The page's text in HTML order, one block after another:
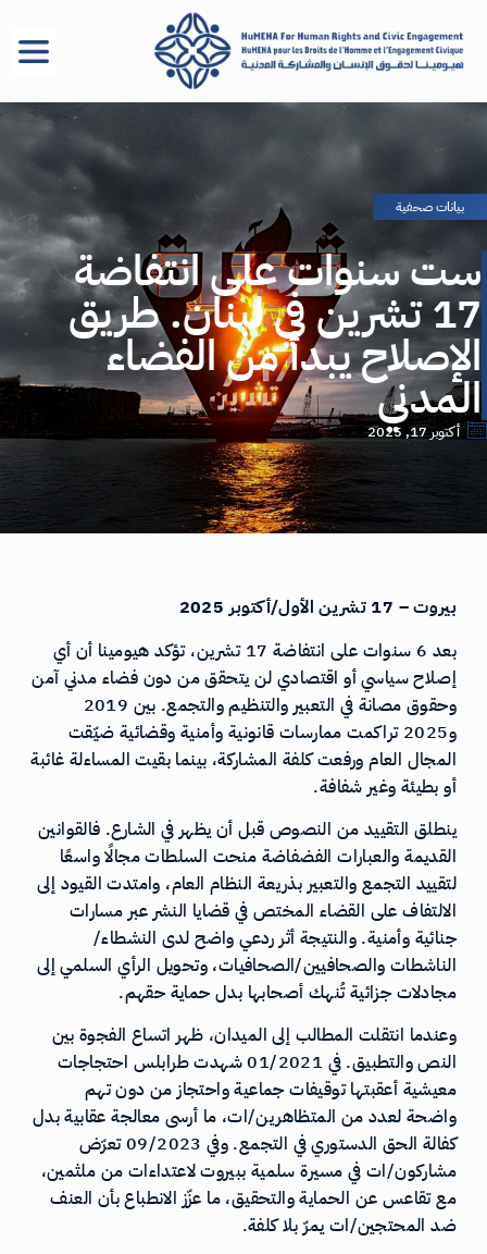
بيانات صحفية
ست سنوات على انتفاضة
17 تشرين في لبنان. طريق
الإصلاح يبدأ من الفضاء
المدني
أكتوبر 17, 2025
بيروت – 17 تشرين الأول/أكتوبر 2025
بعد 6 سنوات على انتفاضة 17 تشرين، تؤكد هيومينا أن أي
إصلاح سياسي أو اقتصادي لن يتحقق من دون فضاء مدني آمن
وحقوق مصانة في التعبير والتنظيم والتجمع. بين 2019
و2025 تراكمت ممارسات قانونية وأمنية وقضائية ضيّقت
المجال العام ورفعت كلفة المشاركة، بينما بقيت المساءلة غائبة
أو بطيئة وغير شفافة.
ينطلق التقييد من النصوص قبل أن يظهر في الشارع. فالقوانين
القديمة والعبارات الفضفاضة منحت السلطات مجالًا واسعًا
لتقييد التجمع والتعبير بذريعة النظام العام، وامتدت القيود إلى
الالتفاف على القضاء المختص في قضايا النشر عبر مسارات
جنائية وأمنية. والنتيجة أثر ردعي واضح لدى النشطاء/
الناشطات والصحافيين/الصحافيات، وتحويل الرأي السلمي إلى
مجادلات جزائية تُنهك أصحابها بدل حماية حقهم.
وعندما انتقلت المطالب إلى الميدان، ظهر اتساع الفجوة بين
النص والتطبيق. في 01/2021 شهدت طرابلس احتجاجات
معيشية أعقبتها توقيفات جماعية واحتجاز من دون تهم
واضحة لعدد من المتظاهرين/ات، ما أرسى معالجة عقابية بدل
كفالة الحق الدستوري في التجمع. وفي 09/2023 تعرّض
مشاركون/ات في مسيرة سلمية ببيروت لاعتداءات من ملثمين،
مع تقاعس عن الحماية والتحقيق، ما عزّز الانطباع بأن العنف
ضد المحتجين/ات يمرّ بلا كلفة.